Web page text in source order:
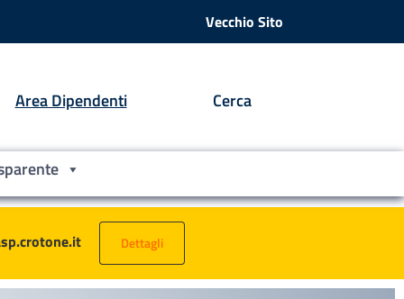
Vecchio Sito
Area Dipendenti Cerca
Dettagli